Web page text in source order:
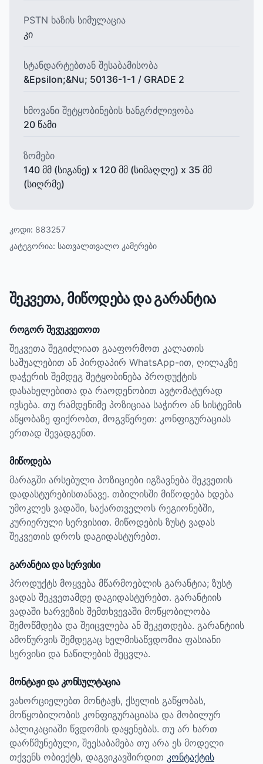
PSTN ხაზის სიმულაცია
კი
სტანდარტებთან შესაბამისობა
&Epsilon;&Nu; 50136-1-1 / GRADE 2
ხმოვანი შეტყობინების ხანგრძლივობა
20 წამი
ზომები
140 მმ (სიგანე) x 120 მმ (სიმაღლე) x 35 მმ
(სიღრმე)
კოდი: 883257
კატეგორია: სათვალთვალო კამერები
შეკვეთა, მიწოდება და გარანტია
როგორ შევუკვეთოთ
შეკვეთა შეგიძლიათ გააფორმოთ კალათის
საშუალებით ან პირდაპირ WhatsApp-ით, ღილაკზე
დაჭერის შემდეგ შეტყობინება პროდუქტის
დასახელებითა და რაოდენობით ავტომატურად
ივსება. თუ რამდენიმე პოზიციაა საჭირო ან სისტემის
აწყობაზე ფიქრობთ, მოგვწერეთ: კონფიგურაციას
ერთად შევადგენთ.
მიწოდება
მარაგში არსებული პოზიციები იგზავნება შეკვეთის
დადასტურებისთანავე. თბილისში მიწოდება ხდება
უმოკლეს ვადაში, საქართველოს რეგიონებში,
კურიერული სერვისით. მიწოდების ზუსტ ვადას
შეკვეთის დროს დაგიდასტურებთ.
გარანტია და სერვისი
პროდუქტს მოყვება მწარმოებლის გარანტია; ზუსტ
ვადას შეკვეთამდე დაგიდასტურებთ. გარანტიის
ვადაში ხარვეზის შემთხვევაში მოწყობილობა
შემოწმდება და შეიცვლება ან შეკეთდება. გარანტიის
ამოწურვის შემდეგაც ხელმისაწვდომია ფასიანი
სერვისი და ნაწილების შეცვლა.
მონტაჟი და კონსულტაცია
ვახორციელებთ მონტაჟს, ქსელის გაწყობას,
მოწყობილობის კონფიგურაციასა და მობილურ
აპლიკაციაში წვდომის დაყენებას. თუ არ ხართ
დარწმუნებული, შეესაბამება თუ არა ეს მოდელი
თქვენს ობიექტს, დაგვიკავშირდით კონტაქტის